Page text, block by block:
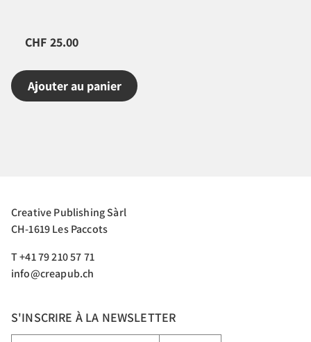
CHF 25.00
Ajouter au panier
Creative Publishing Sàrl
CH-1619 Les Paccots
T +41 79 210 57 71
info@creapub.ch
S'INSCRIRE À LA NEWSLETTER